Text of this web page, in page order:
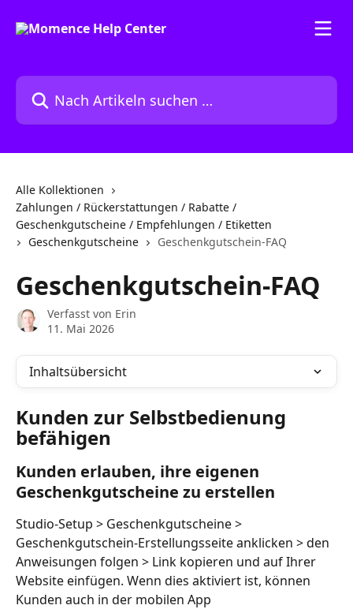
Nach Artikeln suchen …
Alle Kollektionen
Zahlungen / Rückerstattungen / Rabatte /
Geschenkgutscheine / Empfehlungen / Etiketten
Geschenkgutscheine
Geschenkgutschein-FAQ
Geschenkgutschein-FAQ
Verfasst von Erin
11. Mai 2026
Inhaltsübersicht
Kunden zur Selbstbedienung
befähigen
Kunden erlauben, ihre eigenen
Geschenkgutscheine zu erstellen
Studio-Setup > Geschenkgutscheine >
Geschenkgutschein-Erstellungsseite anklicken > den
Anweisungen folgen > Link kopieren und auf Ihrer
Website einfügen. Wenn dies aktiviert ist, können
Kunden auch in der mobilen App